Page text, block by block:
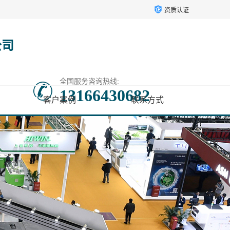
资质认证
全国服务咨询热线:
13166430682
客户案例 联系方式